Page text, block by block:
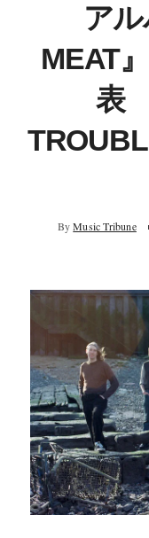
ア
MEAT
表
By Music Tribune